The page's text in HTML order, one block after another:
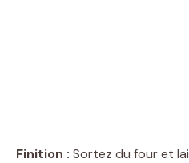
Finition : Sortez du four et